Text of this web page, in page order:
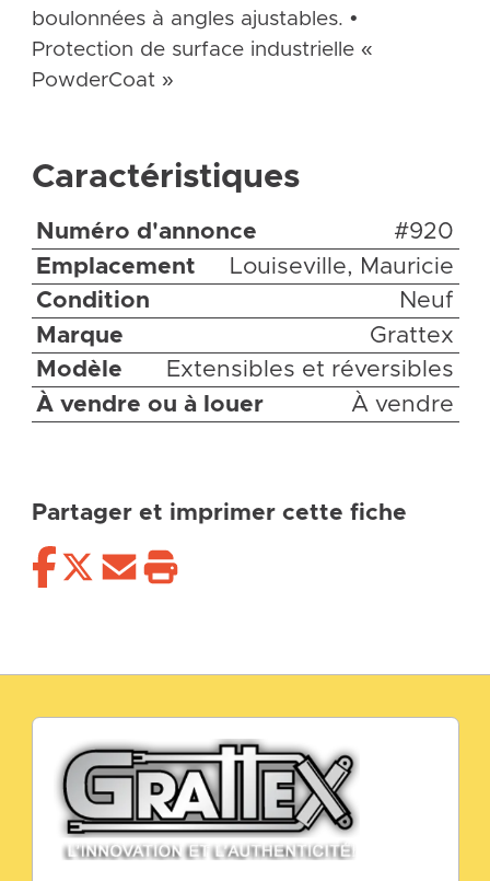
boulonnées à angles ajustables. •
Protection de surface industrielle «
PowderCoat »
Caractéristiques
Numéro d'annonce
#920
Emplacement
Louiseville, Mauricie
Condition
Neuf
Marque
Grattex
Modèle
Extensibles et réversibles
À vendre ou à louer
À vendre
Partager et imprimer cette fiche